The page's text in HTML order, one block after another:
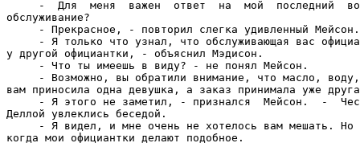
-  Для  меня  важен  ответ  на  мой  последний
обслуживание?
     - Прекрасное, - повторил слегка удивленный Мейсон.
- Я только что узнал, что обслуживающая вас
у другой официантки, - объяснил Мэдисон.
     - Что ты имеешь в виду? - не понял Мейсон.
- Возможно, вы обратили внимание, что масло,
вам приносила одна девушка, а заказ принимала уже
- Я этого не заметил, - признался  Мейсон.  -
Деллой увлеклись беседой.
- Я видел, и мне очень не хотелось вам мешать. Но
когда мои официантки делают подобное.